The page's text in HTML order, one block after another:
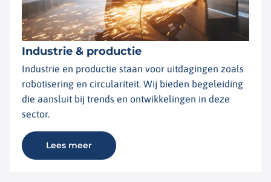
Industrie & productie
Industrie en productie staan voor uitdagingen zoals
robotisering en circulariteit. Wij bieden begeleiding
die aansluit bij trends en ontwikkelingen in deze
sector.
Lees meer